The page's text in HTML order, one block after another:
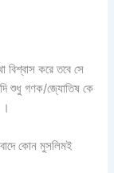
করে তবে সে
শুধু গণক/জ্যোতিষ কে
কোন মুসলিমই